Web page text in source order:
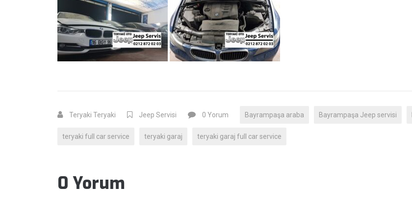
Teryaki Teryaki Jeep Servisi 0 Yorum Bayrampaşa araba Bayrampaşa Jeep servisi
teryaki full car service teryaki garaj teryaki garaj full car service
0 Yorum